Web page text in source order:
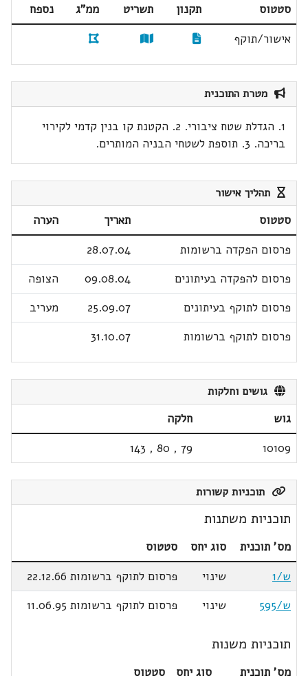
סטטוס תקנון תשריט ממ"ג
נספח
אישור/תוקף
מטרת התוכנית
1. הגדלת שטח ציבורי. 2. הקטנת קו בנין קדמי לקירוי
בריכה. 3. תוספת לשטחי הבניה המותרים.
תהליך אישור
סטטוס תאריך
הערה
פרסום הפקדה ברשומות
28.07.04
פרסום להפקדה בעיתונים
09.08.04
הצופה
פרסום לתוקף בעיתונים
25.09.07
מעריב
פרסום לתוקף ברשומות
31.10.07
גושים וחלקות
גוש
חלקה
10109
79
,
80
,
143
תוכניות קשורות
תוכניות משתנות
מס' תוכנית סוג יחס
סטטוס
ש/1
שינוי
פרסום לתוקף ברשומות 22.12.66
ש/595
שינוי פרסום לתוקף ברשומות 11.06.95
תוכניות משנות
מס' תוכנית סוג יחס
סטטוס